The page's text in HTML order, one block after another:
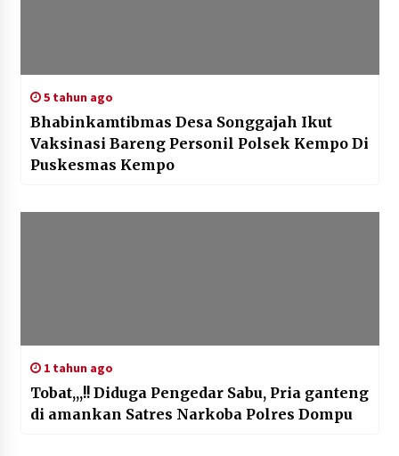
5 tahun ago
Bhabinkamtibmas Desa Songgajah Ikut
Vaksinasi Bareng Personil Polsek Kempo Di
Puskesmas Kempo
1 tahun ago
Tobat,,,!! Diduga Pengedar Sabu, Pria ganteng
di amankan Satres Narkoba Polres Dompu